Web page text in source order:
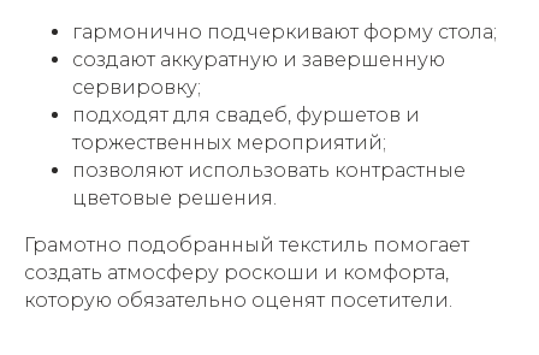
гармонично подчеркивают форму стола;
создают аккуратную и завершенную
сервировку;
подходят для свадеб, фуршетов и
торжественных мероприятий;
позволяют использовать контрастные
цветовые решения.
Грамотно подобранный текстиль помогает
создать атмосферу роскоши и комфорта,
которую обязательно оценят посетители.